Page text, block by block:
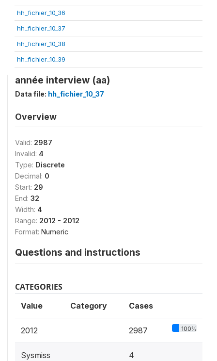
hh_fichier_10_36
hh_fichier_10_37
hh_fichier_10_38
hh_fichier_10_39
année interview (aa)
Data file: hh_fichier_10_37
Overview
Valid: 2987
Invalid: 4
Type: Discrete
Decimal: 0
Start: 29
End: 32
Width: 4
Range: 2012 - 2012
Format: Numeric
Questions and instructions
CATEGORIES
Value Category Cases
2012 2987 100%
Sysmiss 4